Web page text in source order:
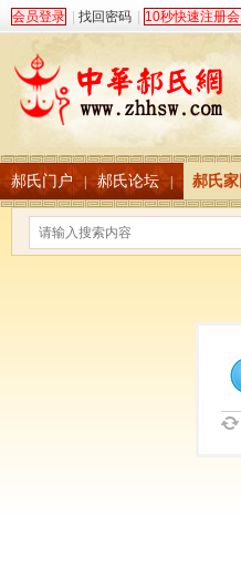
会员登录 找回密码 10秒快速注册会
郝氏门户 | 郝氏论坛 | 郝氏家